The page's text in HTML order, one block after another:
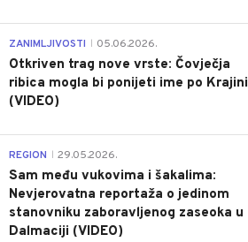
ZANIMLJIVOSTI 05.06.2026.
Otkriven trag nove vrste: Čovječja
ribica mogla bi ponijeti ime po Krajini
(VIDEO)
REGION 29.05.2026.
Sam među vukovima i šakalima:
Nevjerovatna reportaža o jedinom
stanovniku zaboravljenog zaseoka u
Dalmaciji (VIDEO)